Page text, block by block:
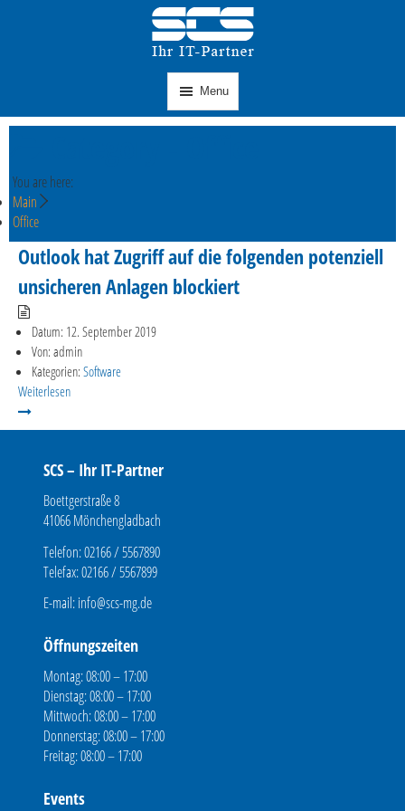
Menu
You are here:
Main
Office
Outlook hat Zugriff auf die folgenden potenziell
unsicheren Anlagen blockiert
Datum: 12. September 2019
Von: admin
Kategorien: Software
Weiterlesen
SCS – Ihr IT-Partner
Boettgerstraße 8
41066 Mönchengladbach
Telefon: 02166 / 5567890
Telefax: 02166 / 5567899
E-mail:info@scs-mg.de
Öffnungszeiten
Montag: 08:00 – 17:00
Dienstag: 08:00 – 17:00
Mittwoch: 08:00 – 17:00
Donnerstag: 08:00 – 17:00
Freitag: 08:00 – 17:00
Events